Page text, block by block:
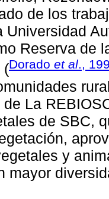
de los
Universidad
Reserva de
(Dorado et al.,
La
de SBC,
y
mayor